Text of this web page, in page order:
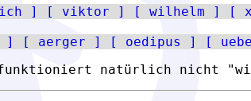
viktor wilhelm
aerger oedipus
funktioniert natürlich nicht